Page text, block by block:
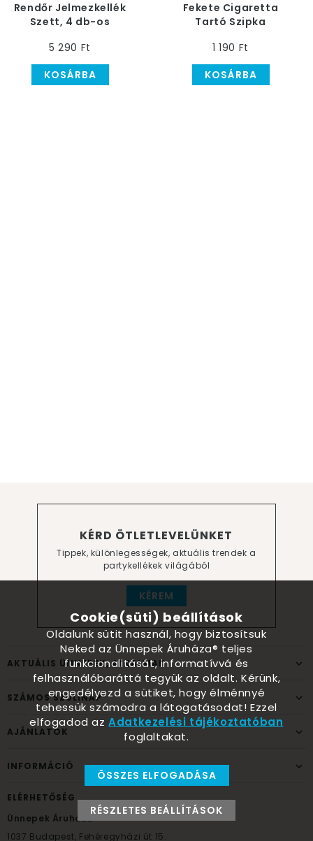
Rendőr Jelmezkellék
Szett, 4 db-os
5 290 Ft
KOSÁRBA
Fekete Cigaretta
Tartó Szipka
1 190 Ft
KOSÁRBA
KÉRD ÖTLETLEVELÜNKET
Tippek, különlegességek, aktuális trendek a
partykellékek világából
KÉREM
AKTUÁLIS ÜNNEPEK, ALKALMAK
SZÁMOS SZÜLINAP
AJÁNLATOK
INFORMÁCIÓ
ELÉRHETŐSÉG
Ünnepek Áruháza
1037 Budapest, Fehéregyházi út 15.
Cookie(süti) beállítások
Oldalunk sütit használ, hogy biztosítsuk
Neked az Ünnepek Áruháza® teljes
funkcionalitását, informatívvá és
felhasználóbaráttá tegyük az oldalt. Kérünk,
engedélyezd a sütiket, hogy élménnyé
tehessük számodra a látogatásodat! Ezzel
elfogadod azAdatkezelési tájékoztatóban
foglaltakat.
ÖSSZES ELFOGADÁSA
RÉSZLETES BEÁLLÍTÁSOK